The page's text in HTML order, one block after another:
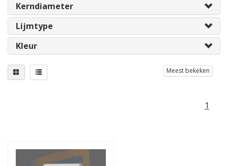
Kerndiameter
Lijmtype
Kleur
Meest bekeken
1